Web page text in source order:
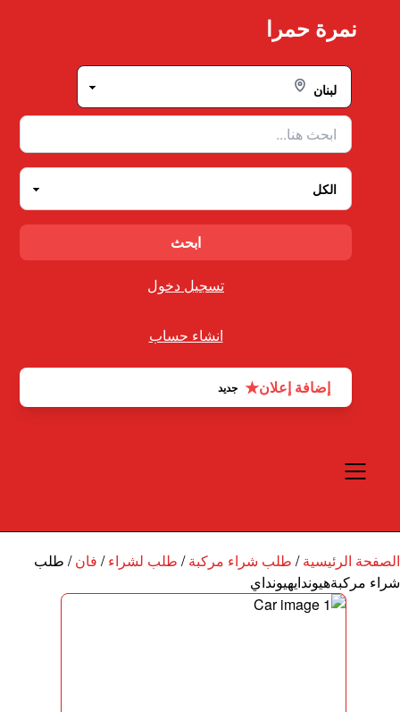
نمرة حمرا
تسجيل دخول
انشاء حساب
إضافة إعلان★ جديد
الصفحة الرئيسية/ طلب شراء مركبة/ طلب لشراء/ فان/ طلب
شراء مركبةهيوندايهيونداي